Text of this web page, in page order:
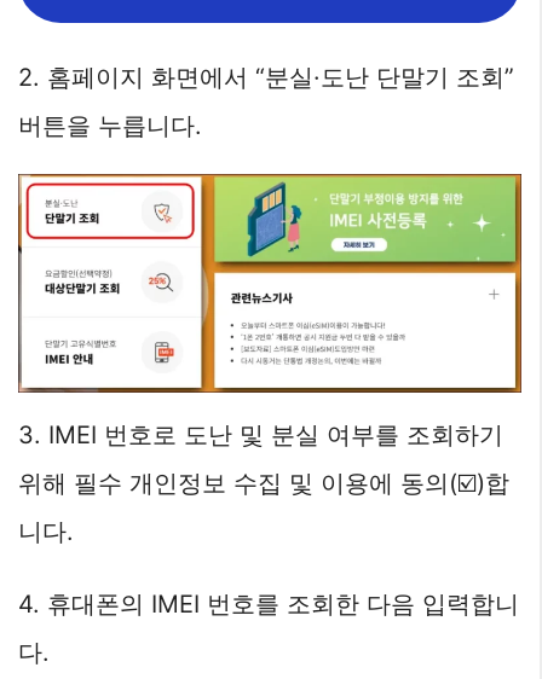
2. 홈페이지 화면에서 “분실·도난 단말기 조회”
버튼을 누릅니다.
3. IMEI 번호로 도난 및 분실 여부를 조회하기
위해 필수 개인정보 수집 및 이용에 동의(☑️)합
니다.
4. 휴대폰의 IMEI 번호를 조회한 다음 입력합니
다.